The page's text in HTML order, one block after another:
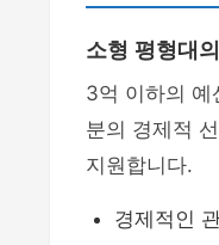
소형 평형대
3억 이하의 예
분의 경제적
지원합니다.
경제적인